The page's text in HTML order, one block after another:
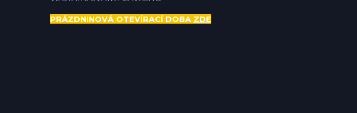
PRÁZDNINOVÁ OTEVÍRACÍ DOBA ZDE